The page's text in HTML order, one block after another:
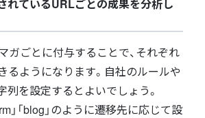
れているURLごとの成果を分析し
ガごとに付与することで、それぞれ
るようになります。自社のルールや
列を設定するとよいでしょう。
」「blog」のように遷移先に応じて設